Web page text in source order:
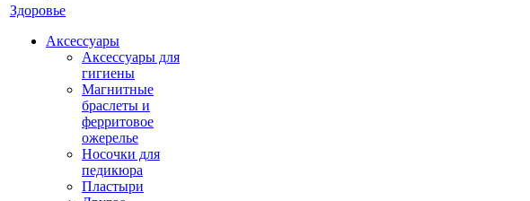
Здоровье
Аксессуары
Аксессуары для
гигиены
Магнитные
браслеты и
ферритовое
ожерелье
Носочки для
педикюра
Пластыри